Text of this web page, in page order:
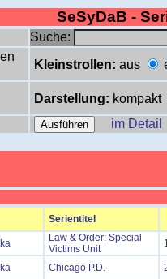
SeSyDaB -
Suche:
Kleinstrollen: aus
Darstellung: kompakt
im Detail
Serientitel
Law & Order: Special
Victims Unit
Chicago P.D.